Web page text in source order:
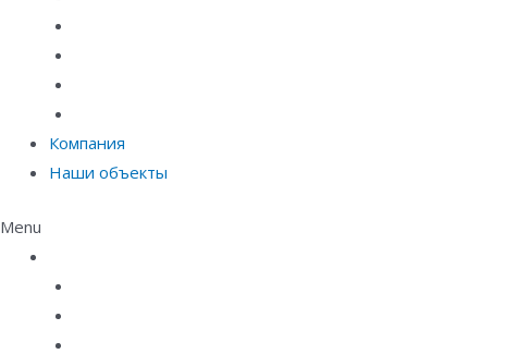
Компания
Наши объекты
Menu